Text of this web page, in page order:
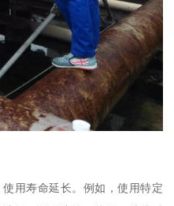
用寿命延长。例如，使用特定